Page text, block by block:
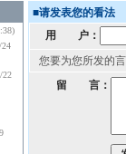
24
22
■请发表您的看法
用 户：
您要为您所发的
留 言：